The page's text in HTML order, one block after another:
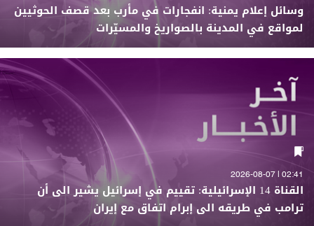
وسائل إعلام يمنية: انفجارات في مأرب بعد قصف الحوثيين
لمواقع في المدينة بالصواريخ والمسيّرات
02:41 | 2026-08-07
القناة 14 الإسرائيلية: تقييم في إسرائيل يشير الى أن
ترامب في طريقه الى إبرام اتفاق مع إيران